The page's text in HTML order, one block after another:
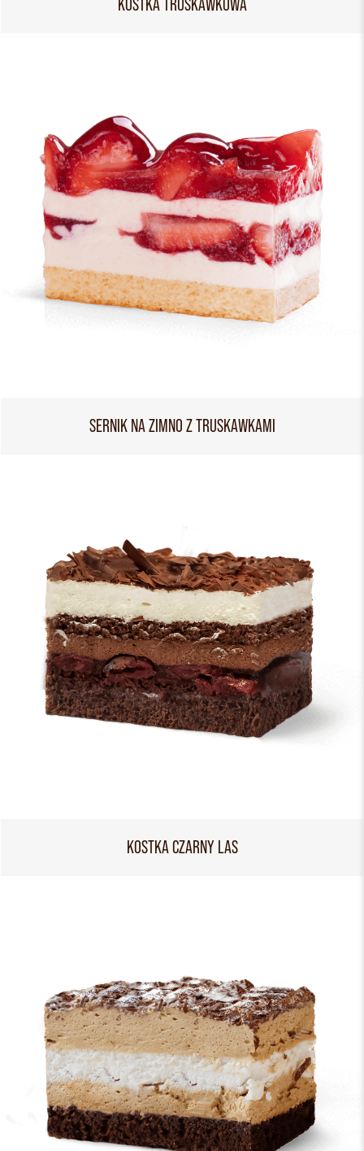
KOSTKA TRUSKAWKOWA
SERNIK NA ZIMNO Z TRUSKAWKAMI
KOSTKA CZARNY LAS